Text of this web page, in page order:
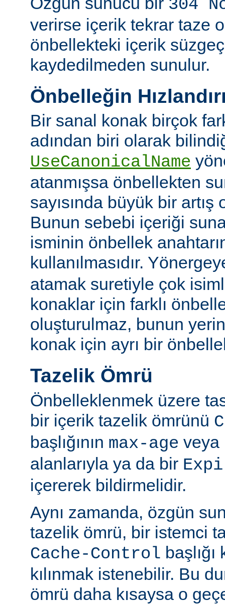
304
verirse içerik tekrar taze
önbellekteki içerik
kaydedilmeden sunulur.
Önbelleğin
Bir sanal konak birçok
adından biri olarak
UseCanonicalName
atanmışsa önbellekten
sayısında büyük bir
Bunun sebebi içeriği
isminin önbellek
kullanılmasıdır.
atamak suretiyle çok
konaklar için farklı
oluşturulmaz, bunun
konak için ayrı bir
Tazelik Ömrü
Önbelleklenmek üzere
bir içerik tazelik ömrünü
başlığının max-age veya
alanlarıyla ya da bir
içererek bildirmelidir.
Aynı zamanda, özgün
tazelik ömrü, bir istemci
Cache-Control
kılınmak istenebilir. Bu
ömrü daha kısaysa o